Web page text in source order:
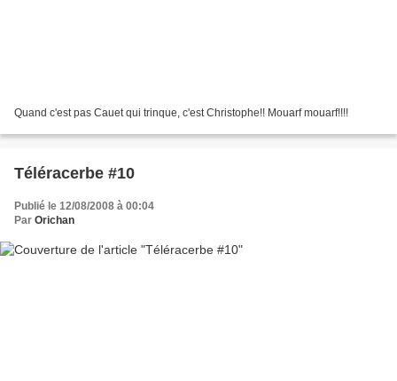
Quand c'est pas Cauet qui trinque, c'est Christophe!! Mouarf mouarf!!!!
Téléracerbe #10
Publié le 12/08/2008 à 00:04
Par Orichan